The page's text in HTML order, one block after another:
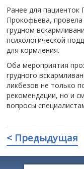
Ранее для пациенток
Прокофьева,
грудном
психологической
для кормления.
Оба мероприятия
грудного
ликбезов не только
рекомендации, но и
вопросы
< Предыдущая